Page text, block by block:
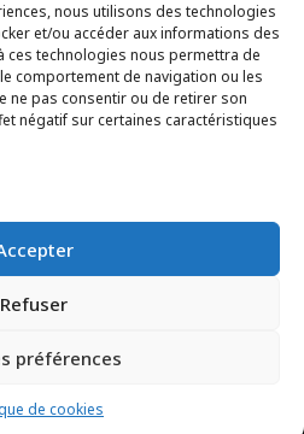
nous utilisons des technologies
et/ou accéder aux informations des
ces technologies nous permettra de
comportement de navigation ou les
ne pas consentir ou de retirer son
négatif sur certaines caractéristiques
Refuser
préférences
de cookies
pictures...
| All rights reserved